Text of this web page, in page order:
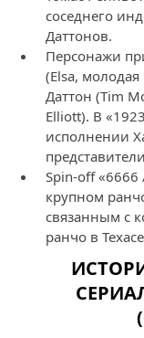
соседнего
Даттонов.
Персонажи
(Elsa,
Даттон (Tim
Elliott). В
исполнении
Spin‑off «6666
крупном
связанным с
ранчо в